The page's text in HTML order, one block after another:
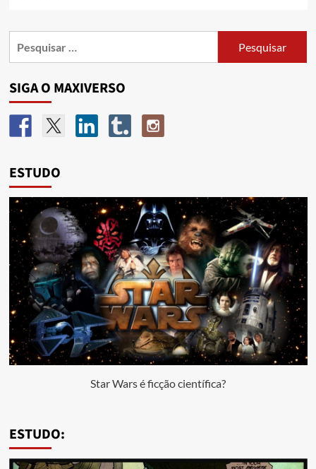
SIGA O MAXIVERSO
ESTUDO
Star Wars é ficção científica?
ESTUDO: